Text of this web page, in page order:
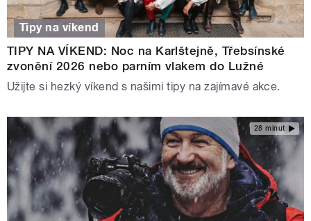
Tipy na víkend
TIPY NA VÍKEND: Noc na Karlštejně, Třebsínské
zvonění 2026 nebo parním vlakem do Lužné
Užijte si hezký víkend s našimi tipy na zajímavé akce.
28 minut